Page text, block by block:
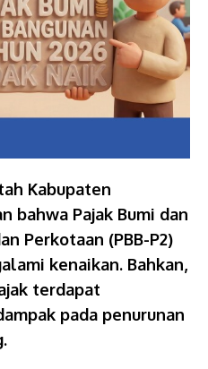
Kabupaten
bahwa Pajak Bumi dan
Perkotaan (PBB-P2)
kenaikan. Bahkan,
terdapat
pada penurunan